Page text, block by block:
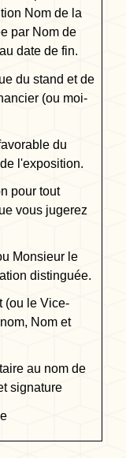
Nom de la
par Nom de
date de fin.
du stand et de
(ou moi-
du
l'exposition.
pour tout
vous jugerez
Monsieur le
distinguée.
(ou le Vice-
Nom et
au nom de
signature